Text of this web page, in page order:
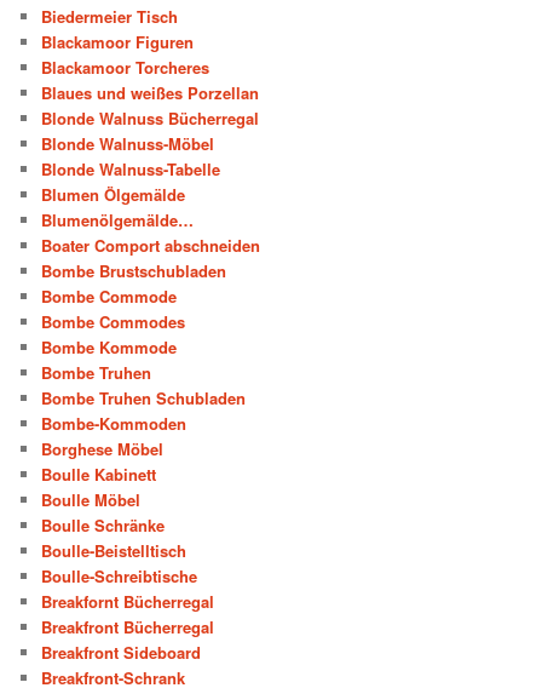
Biedermeier Tisch
Blackamoor Figuren
Blackamoor Torcheres
Blaues und weißes Porzellan
Blonde Walnuss Bücherregal
Blonde Walnuss-Möbel
Blonde Walnuss-Tabelle
Blumen Ölgemälde
Blumenölgemälde…
Boater Comport abschneiden
Bombe Brustschubladen
Bombe Commode
Bombe Commodes
Bombe Kommode
Bombe Truhen
Bombe Truhen Schubladen
Bombe-Kommoden
Borghese Möbel
Boulle Kabinett
Boulle Möbel
Boulle Schränke
Boulle-Beistelltisch
Boulle-Schreibtische
Breakfornt Bücherregal
Breakfront Bücherregal
Breakfront Sideboard
Breakfront-Schrank